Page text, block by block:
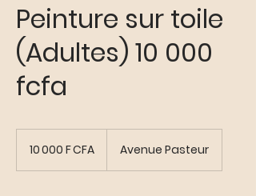
Peinture sur toile
(Adultes) 10 000
fcfa
10 000 F CFA Avenue Pasteur